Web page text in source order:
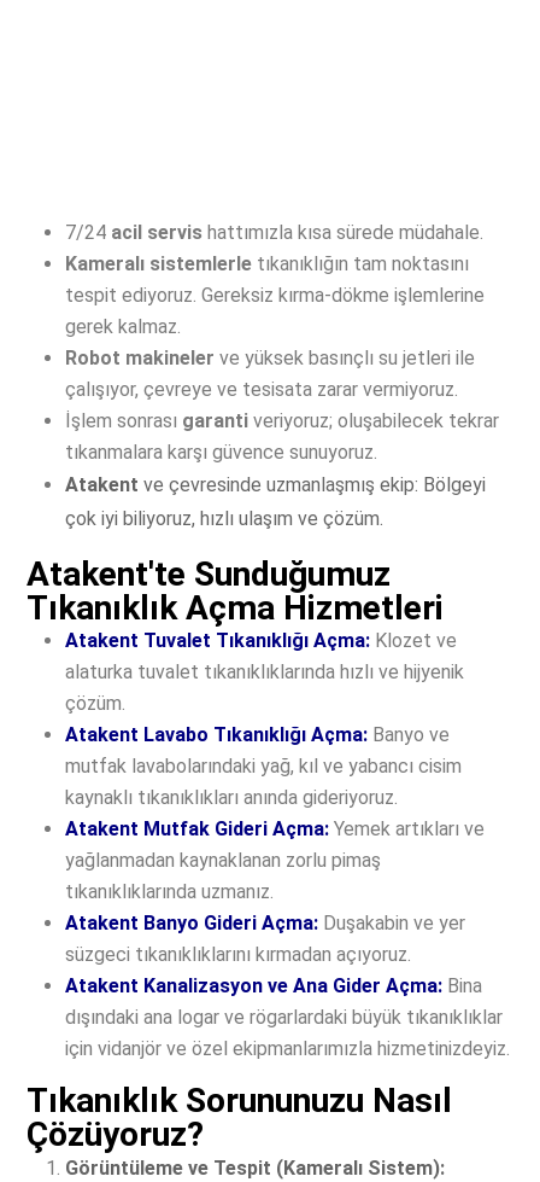
7/24 acil servis hattımızla kısa sürede müdahale.
Kameralı sistemlerle tıkanıklığın tam noktasını
tespit ediyoruz. Gereksiz kırma-dökme işlemlerine
gerek kalmaz.
Robot makineler ve yüksek basınçlı su jetleri ile
çalışıyor, çevreye ve tesisata zarar vermiyoruz.
İşlem sonrası garanti veriyoruz; oluşabilecek tekrar
tıkanmalara karşı güvence sunuyoruz.
Atakent ve çevresinde uzmanlaşmış ekip: Bölgeyi
çok iyi biliyoruz, hızlı ulaşım ve çözüm.
Atakent'te Sunduğumuz
Tıkanıklık Açma Hizmetleri
Atakent Tuvalet Tıkanıklığı Açma: Klozet ve
alaturka tuvalet tıkanıklıklarında hızlı ve hijyenik
çözüm.
Atakent Lavabo Tıkanıklığı Açma: Banyo ve
mutfak lavabolarındaki yağ, kıl ve yabancı cisim
kaynaklı tıkanıklıkları anında gideriyoruz.
Atakent Mutfak Gideri Açma: Yemek artıkları ve
yağlanmadan kaynaklanan zorlu pimaş
tıkanıklıklarında uzmanız.
Atakent Banyo Gideri Açma: Duşakabin ve yer
süzgeci tıkanıklıklarını kırmadan açıyoruz.
Atakent Kanalizasyon ve Ana Gider Açma: Bina
dışındaki ana logar ve rögarlardaki büyük tıkanıklıklar
için vidanjör ve özel ekipmanlarımızla hizmetinizdeyiz.
Tıkanıklık Sorununuzu Nasıl
Çözüyoruz?
Görüntüleme ve Tespit (Kameralı Sistem):